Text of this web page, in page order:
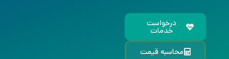
درخواست
خدمات
محاسبه قیمت